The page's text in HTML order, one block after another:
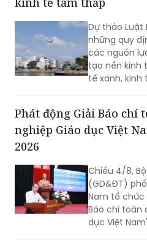
Dự thảo
những quy
các nguồn
tạo nền kinh
tế xanh, kinh
Phát động Giải Báo chí
nghiệp Giáo dục Việt
2026
Chiều 4/8,
(GD&ĐT)
Nam tổ chức
Báo chí toàn
dục Việt